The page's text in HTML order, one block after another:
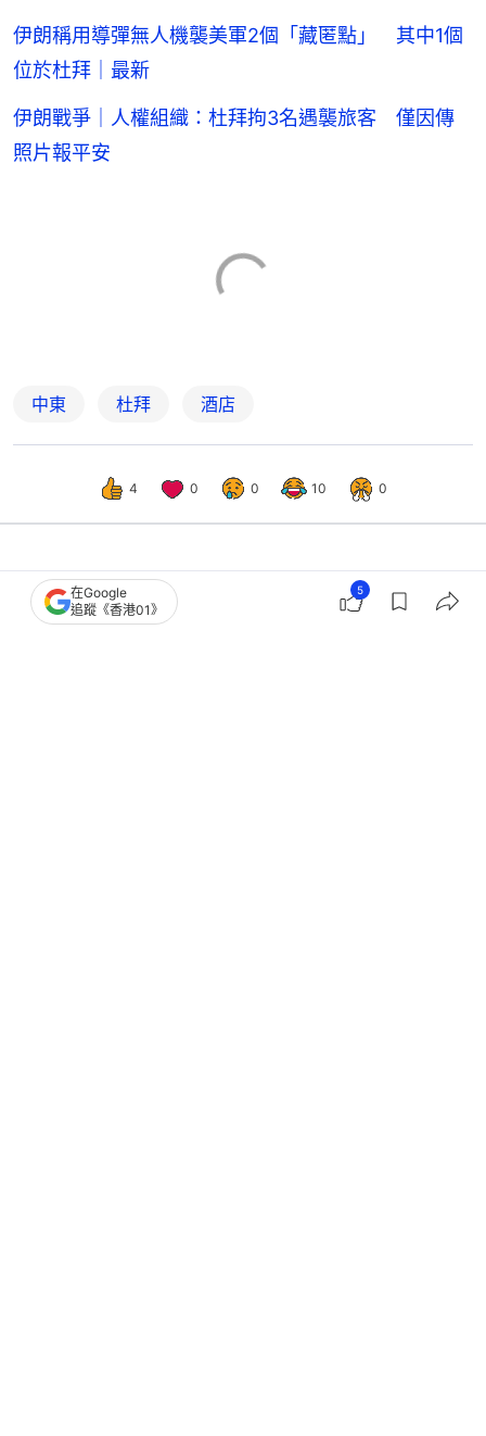
伊朗稱用導彈無人機襲美軍2個「藏匿點」 其中1個
位於杜拜｜最新
伊朗戰爭｜人權組織：杜拜拘3名遇襲旅客 僅因傳
照片報平安
中東 杜拜 酒店
4 0 0 10 0
經濟 地產樓市
戰火紛飛 資產動搖 安全是投資者最
在Google
追蹤《香港01》
5